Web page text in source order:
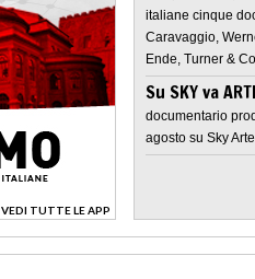
VEDI TUTTE LE APP
>
italiane cinque
Caravaggio,
Ende, Turner &
Su SKY va
documentario
agosto su Sky Arte